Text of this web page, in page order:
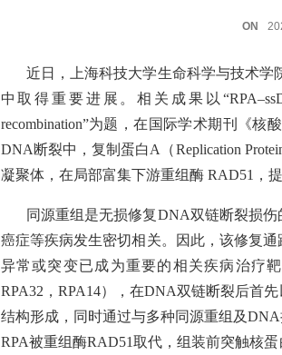
ON
近日，上海科技大学生命科学与技术
中取得重要进展。相关成果以
recombination”为题，在国际学术期刊《核
DNA断裂中，复制蛋白A（Replication
凝聚体，在局部富集下游重组酶 RAD51，
同源重组是无损修复DNA双链断裂损伤
癌症等疾病发生密切相关。因此，该修复
异常或突变已成为重要的相关疾病治疗
RPA32，RPA14），在DNA双链断裂后首
结构形成，同时通过与多种同源重组及
RPA被重组酶RAD51取代，组装前突触核